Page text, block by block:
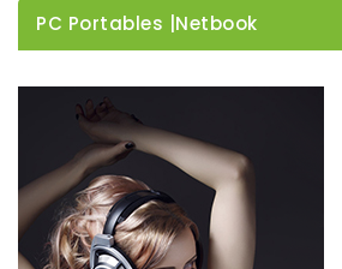
PC Portables |Netbook